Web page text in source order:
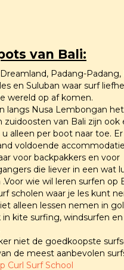
van Bali:
Padang-
en Suluban waar surf
wereld op af komen.
langs Nusa Lembongan
zuidoosten van Bali zijn ook
alleen per boot naar toe.
voldoende
voor backpakkers en voor
die liever in een wat
wie wil leren surfen op
scholen waar je les kunt
alleen lessen nemen in
in kite surfing, windsurfen
niet de goedkoopste
de meest aanbevolen
Curl Surf School